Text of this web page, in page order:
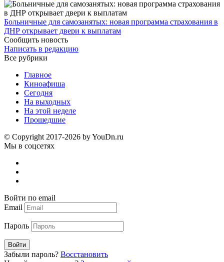
Больничные для самозанятых: новая программа страхования в
ДНР открывает двери к выплатам
Сообщить новость
Написать в редакцию
Все рубрики
Главное
Киноафиша
Сегодня
На выходных
На этой неделе
Прошедшие
© Copyright 2017-2026 by YouDn.ru
Мы в соцсетях
Войти по email
Email
Пароль
Войти
Забыли пароль? Восстановить